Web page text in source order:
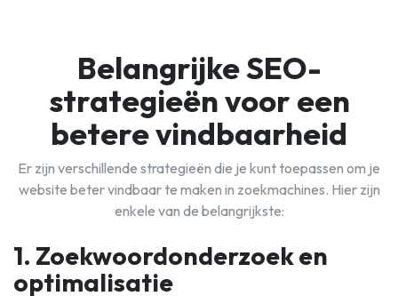
Belangrijke SEO-
strategieën voor een
betere vindbaarheid
Er zijn verschillende strategieën die je kunt toepassen om je
website beter vindbaar te maken in zoekmachines. Hier zijn
enkele van de belangrijkste:
1. Zoekwoordonderzoek en
optimalisatie